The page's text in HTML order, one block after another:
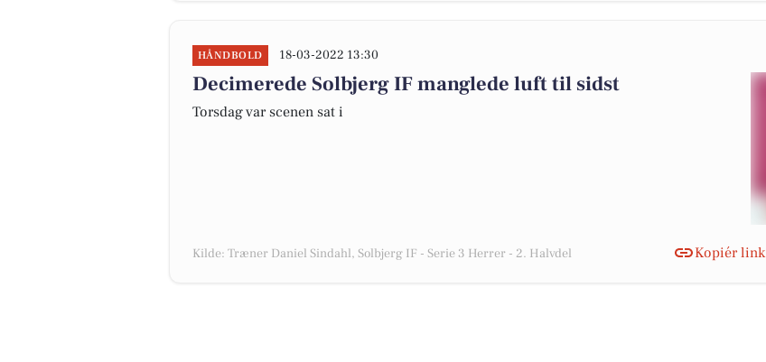
HÅNDBOLD 18-03-2022 13:30
Decimerede Solbjerg IF manglede luft til sidst
Torsdag var scenen sat i
Kilde: Træner Daniel Sindahl, Solbjerg IF - Serie 3 Herrer - 2. Halvdel Kopiér link